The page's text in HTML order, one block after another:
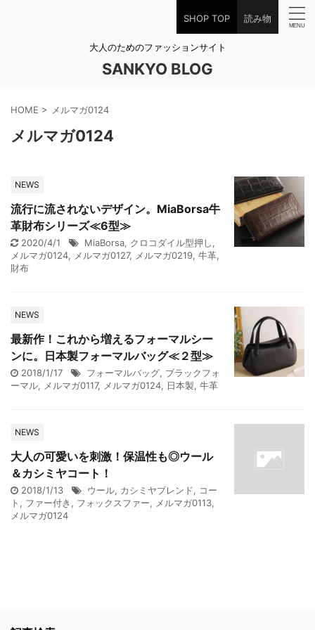
SHOP TOP 読み物
大人のためのファッションサイト
SANKYO BLOG
HOME > メルマガ0124
メルマガ0124
NEWS
流行に流されないデザイン。MiaBorsa牛
革財布シリーズ≪6型≫
2020/4/1 MiaBorsa, クロコダイル型押し,
メルマガ0124, メルマガ0127, メルマガ0219, 牛革,
財布
NEWS
最新作！これから増えるフォーマルシー
ンに。日本製フォーマルバッグ≪２型≫
2018/1/17 フォーマルバッグ, ブラックフォ
ーマル, メルマガ0117, メルマガ0124, 日本製, 牛革
NEWS
大人の可愛いを刺激！保温性も◎ウール
＆カシミヤコート！
2018/1/13 ウール, カシミヤブレンド, コー
ト , ファー付き , フォックスファー, メルマガ0113,
メルマガ0124